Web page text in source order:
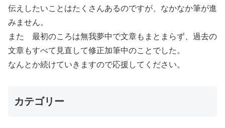
伝えしたいことはたくさんあるのですが、なかなか筆が進
みません。
また 最初のころは無我夢中で文章もまとまらず、過去の
文章もすべて見直して修正加筆中のことでした。
なんとか続けていきますので応援してください。
カテゴリー